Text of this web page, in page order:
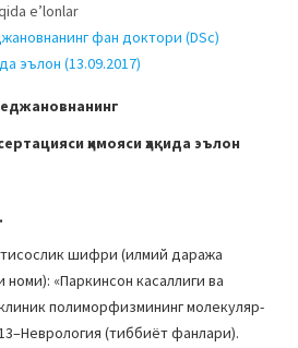
e’lonlar
фан доктори (DSc)
эълон (13.09.2017)
ҳимояси ҳақида эълон
шифри (илмий даража
«Паркинсон касаллиги ва
полиморфизмининг молекуляр-
(тиббиёт фанлари).